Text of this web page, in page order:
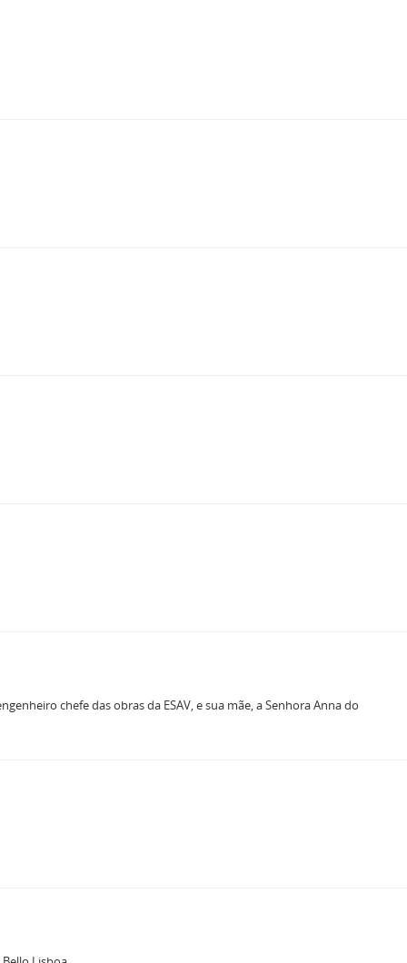
chefe das obras da ESAV, e sua mãe, a Senhora Anna do